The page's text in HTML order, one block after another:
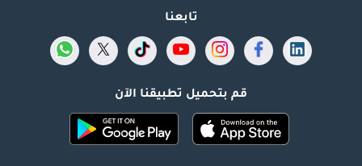
تابعنا
قم بتحميل تطبيقنا الآن